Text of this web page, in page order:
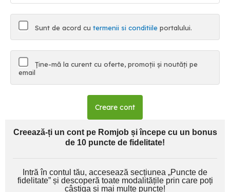
Sunt de acord cu termenii si conditiile portalului.
Ține-mă la curent cu oferte, promoții și noutăți pe
email
Creare cont
Creează-ți un cont pe Romjob și începe cu un bonus
de 10 puncte de fidelitate!
Intră în contul tău, accesează secțiunea „Puncte de
fidelitate” și descoperă toate modalitățile prin care poți
câștiga și mai multe puncte!